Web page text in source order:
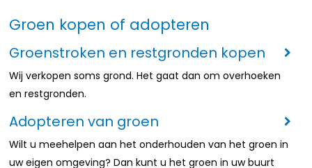
Groen kopen of adopteren
Groenstroken en restgronden kopen
Wij verkopen soms grond. Het gaat dan om overhoeken
en restgronden.
Adopteren van groen
Wilt u meehelpen aan het onderhouden van het groen in
uw eigen omgeving? Dan kunt u het groen in uw buurt